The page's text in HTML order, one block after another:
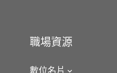
職場資源
數位名片